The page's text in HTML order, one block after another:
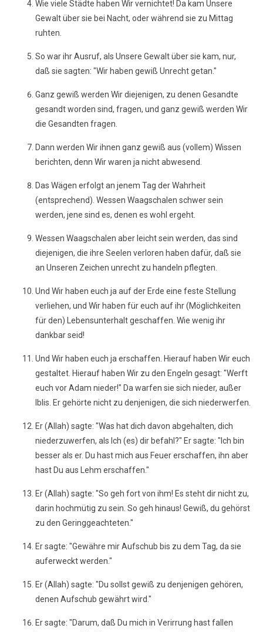
Wie viele Städte haben Wir vernichtet! Da kam Unsere
Gewalt über sie bei Nacht, oder während sie zu Mittag
ruhten.
So war ihr Ausruf, als Unsere Gewalt über sie kam, nur,
daß sie sagten: "Wir haben gewiß Unrecht getan."
Ganz gewiß werden Wir diejenigen, zu denen Gesandte
gesandt worden sind, fragen, und ganz gewiß werden Wir
die Gesandten fragen.
Dann werden Wir ihnen ganz gewiß aus (vollem) Wissen
berichten, denn Wir waren ja nicht abwesend.
Das Wägen erfolgt an jenem Tag der Wahrheit
(entsprechend). Wessen Waagschalen schwer sein
werden, jene sind es, denen es wohl ergeht.
Wessen Waagschalen aber leicht sein werden, das sind
diejenigen, die ihre Seelen verloren haben dafür, daß sie
an Unseren Zeichen unrecht zu handeln pflegten.
Und Wir haben euch ja auf der Erde eine feste Stellung
verliehen, und Wir haben für euch auf ihr (Möglichkeiten
für den) Lebensunterhalt geschaffen. Wie wenig ihr
dankbar seid!
Und Wir haben euch ja erschaffen. Hierauf haben Wir euch
gestaltet. Hierauf haben Wir zu den Engeln gesagt: "Werft
euch vor Adam nieder!" Da warfen sie sich nieder, außer
Iblis. Er gehörte nicht zu denjenigen, die sich niederwerfen.
Er (Allah) sagte: "Was hat dich davon abgehalten, dich
niederzuwerfen, als Ich (es) dir befahl?" Er sagte: "Ich bin
besser als er. Du hast mich aus Feuer erschaffen, ihn aber
hast Du aus Lehm erschaffen."
Er (Allah) sagte: "So geh fort von ihm! Es steht dir nicht zu,
darin hochmütig zu sein. So geh hinaus! Gewiß, du gehörst
zu den Geringgeachteten."
Er sagte: "Gewähre mir Aufschub bis zu dem Tag, da sie
auferweckt werden."
Er (Allah) sagte: "Du sollst gewiß zu denjenigen gehören,
denen Aufschub gewährt wird."
Er sagte: "Darum, daß Du mich in Verirrung hast fallen